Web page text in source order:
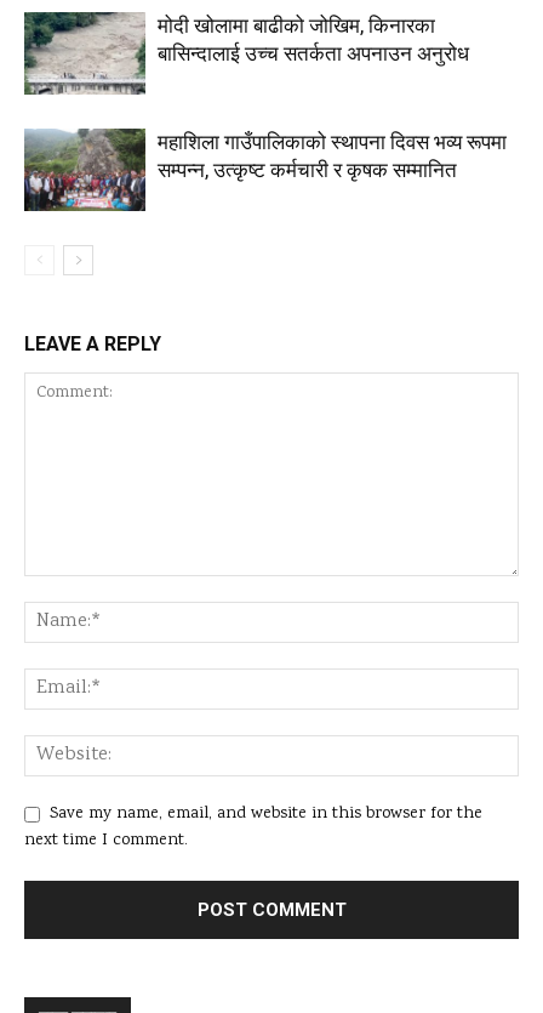
मोदी खोलामा बाढीको जोखिम, किनारका
बासिन्दालाई उच्च सतर्कता अपनाउन अनुरोध
महाशिला गाउँपालिकाको स्थापना दिवस भव्य रूपमा
सम्पन्न, उत्कृष्ट कर्मचारी र कृषक सम्मानित
LEAVE A REPLY
Save my name, email, and website in this browser for the
next time I comment.